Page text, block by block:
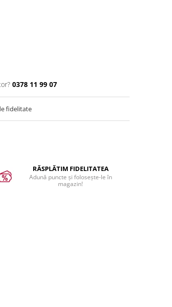
0378 11 99 07
fidelitate
RĂSPLĂTIM FIDELITATEA
Adună puncte și folosește-le în
magazin!